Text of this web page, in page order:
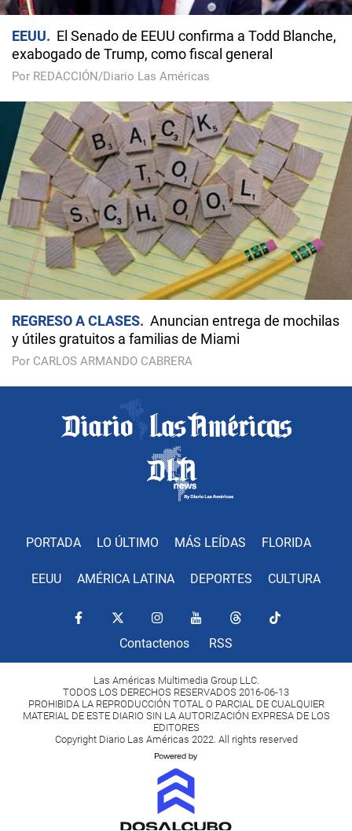
EEUU
El Senado de EEUU confirma a Todd Blanche,
exabogado de Trump, como fiscal general
Por REDACCIÓN/Diario Las Américas
REGRESO A CLASES
Anuncian entrega de mochilas
y útiles gratuitos a familias de Miami
Por CARLOS ARMANDO CABRERA
PORTADA LO ÚLTIMO MÁS LEÍDAS FLORIDA
EEUU AMÉRICA LATINA DEPORTES CULTURA
Contactenos RSS
Las Américas Multimedia Group LLC.
TODOS LOS DERECHOS RESERVADOS 2016-06-13
PROHIBIDA LA REPRODUCCIÓN TOTAL O PARCIAL DE CUALQUIER
MATERIAL DE ESTE DIARIO SIN LA AUTORIZACIÓN EXPRESA DE LOS
EDITORES
Copyright Diario Las Américas 2022. All rights reserved